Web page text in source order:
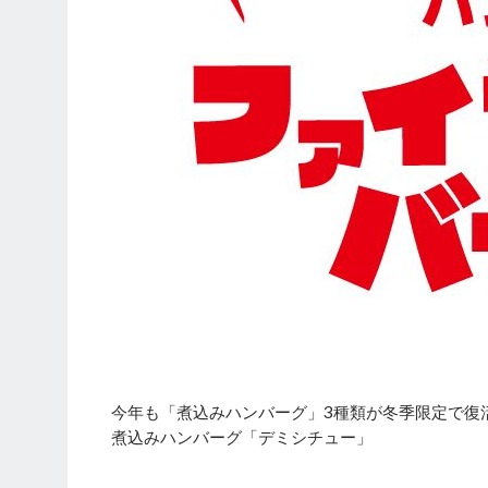
今年も「煮込みハンバーグ」3種類が冬季限定で復
煮込みハンバーグ「デミシチュー」